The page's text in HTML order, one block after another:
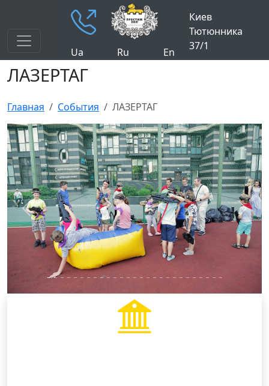
Ua Ru En
Киев
Тютюнника
37/1
ЛАЗЕРТАГ
Главная События ЛАЗЕРТАГ
Previous Next